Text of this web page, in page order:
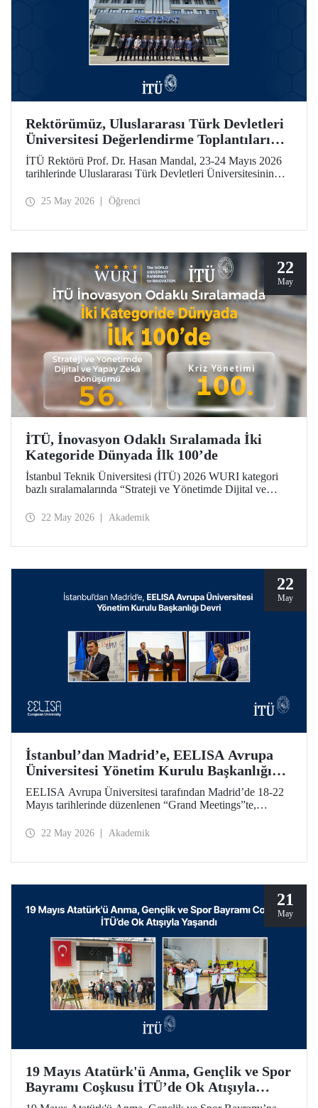
Rektörümüz, Uluslararası Türk Devletleri
Üniversitesi Değerlendirme Toplantıları
İçin Özbekistan’daydı
İTÜ Rektörü Prof. Dr. Hasan Mandal, 23-24 Mayıs 2026
tarihlerinde Uluslararası Türk Devletleri Üniversitesinin
25 May 2026 Öğrenci
22
May
İTÜ, İnovasyon Odaklı Sıralamada İki
Kategoride Dünyada İlk 100’de
İstanbul Teknik Üniversitesi (İTÜ) 2026 WURI kategori
bazlı sıralamalarında “Strateji ve Yönetimde Dijital ve
100’üncü oldu.
22 May 2026 Akademik
22
May
İstanbul’dan Madrid’e, EELISA Avrupa
Üniversitesi Yönetim Kurulu Başkanlığı
Devri
EELISA Avrupa Üniversitesi tarafından Madrid’de 18-22
Mayıs tarihlerinde düzenlenen “Grand Meetings”te,
UPM’e geçti. İTÜ Rektörü Prof. Dr. Hasan Mandal, 6 ay
22 May 2026 Akademik
21
May
19 Mayıs Atatürk'ü Anma, Gençlik ve Spor
Bayramı Coşkusu İTÜ’de Ok Atışıyla
Yaşandı